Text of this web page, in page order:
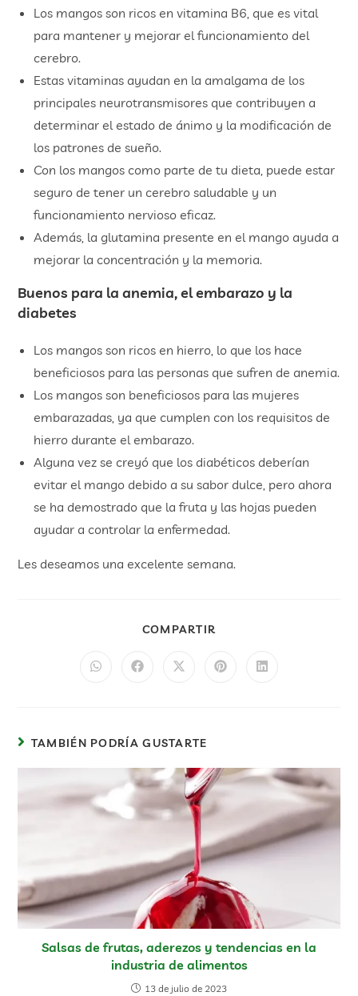
Los mangos son ricos en vitamina B6, que es vital
para mantener y mejorar el funcionamiento del
cerebro.
Estas vitaminas ayudan en la amalgama de los
principales neurotransmisores que contribuyen a
determinar el estado de ánimo y la modificación de
los patrones de sueño.
Con los mangos como parte de tu dieta, puede estar
seguro de tener un cerebro saludable y un
funcionamiento nervioso eficaz.
Además, la glutamina presente en el mango ayuda a
mejorar la concentración y la memoria.
Buenos para la anemia, el embarazo y la
diabetes
Los mangos son ricos en hierro, lo que los hace
beneficiosos para las personas que sufren de anemia.
Los mangos son beneficiosos para las mujeres
embarazadas, ya que cumplen con los requisitos de
hierro durante el embarazo.
Alguna vez se creyó que los diabéticos deberían
evitar el mango debido a su sabor dulce, pero ahora
se ha demostrado que la fruta y las hojas pueden
ayudar a controlar la enfermedad.
Les deseamos una excelente semana.
COMPARTIR
TAMBIÉN PODRÍA GUSTARTE
Salsas de frutas, aderezos y tendencias en la
industria de alimentos
13 de julio de 2023